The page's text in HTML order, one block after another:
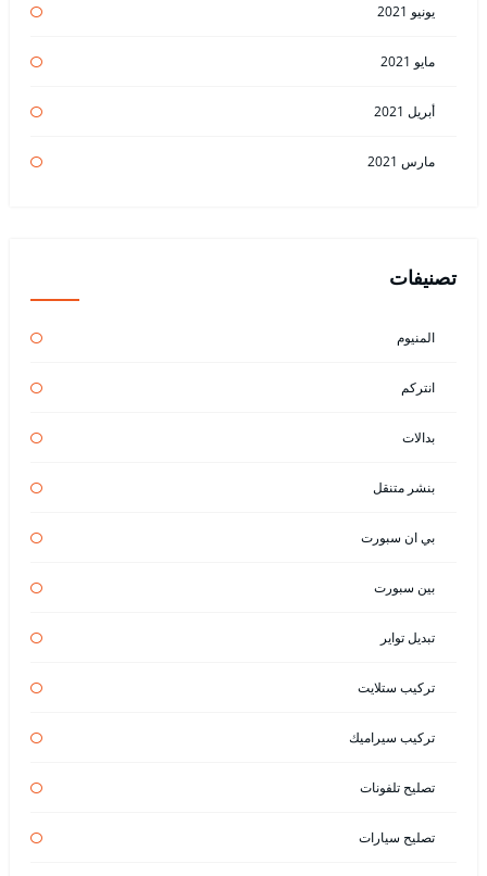
يونيو 2021
مايو 2021
أبريل 2021
مارس 2021
تصنيفات
المنيوم
انتركم
بدالات
بنشر متنقل
بي ان سبورت
بين سبورت
تبديل تواير
تركيب ستلايت
تركيب سيراميك
تصليح تلفونات
تصليح سيارات